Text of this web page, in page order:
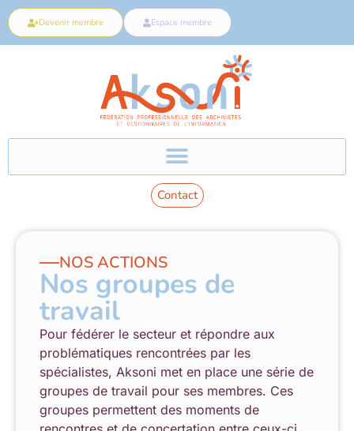
Devenir membre Espace membre
Contact
NOS ACTIONS
Nos groupes de
travail
Pour fédérer le secteur et répondre aux
problématiques rencontrées par les
spécialistes, Aksoni met en place une série de
groupes de travail pour ses membres. Ces
groupes permettent des moments de